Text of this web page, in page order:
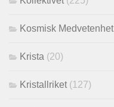
Kosmisk Medvetenhet
Krista (20)
Kristallriket (127)